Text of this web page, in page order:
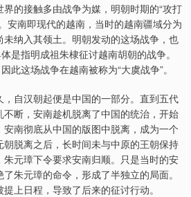
的接触多由战争为媒，明朝时期的“攻打
安南即现代的越南，当时的越南疆域分为
纳入其领土。明朝发动的这场战争，也
是指明成祖朱棣征讨越南胡朝的战争。
此这场战争在越南被称为“大虞战争”。
自汉朝起便是中国的一部分。直到五代
断，安南趁机脱离了中国的统治，开始
南彻底从中国的版图中脱离，成为一个
脱离之后，长时间未与中原的王朝保持
元璋下令要求安南归顺。只是当时的安
朱元璋的命令，形成了半独立的局面。
上日程，导致了后来的征讨行动。